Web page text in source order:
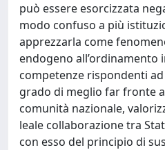
può essere esorcizzata
modo confuso a più
apprezzarla come
endogeno
competenze rispondenti
grado di meglio far fronte
comunità nazionale,
leale collaborazione tra
con esso del principio di